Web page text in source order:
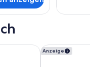
Anzeige
IntercityHotel